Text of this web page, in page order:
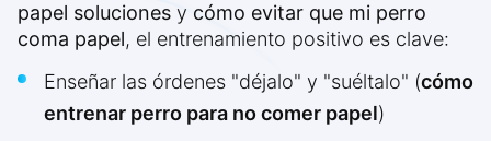
papel soluciones y cómo evitar que mi perro
coma papel, el entrenamiento positivo es clave:
Enseñar las órdenes "déjalo" y "suéltalo" (cómo
entrenar perro para no comer papel)